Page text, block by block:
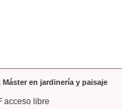
en jardinería y paisaje
acceso libre